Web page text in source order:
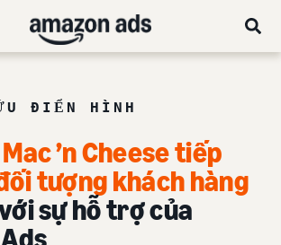
ĐIỂN HÌNH
’n Cheese tiếp
tượng khách hàng
sự hỗ trợ của